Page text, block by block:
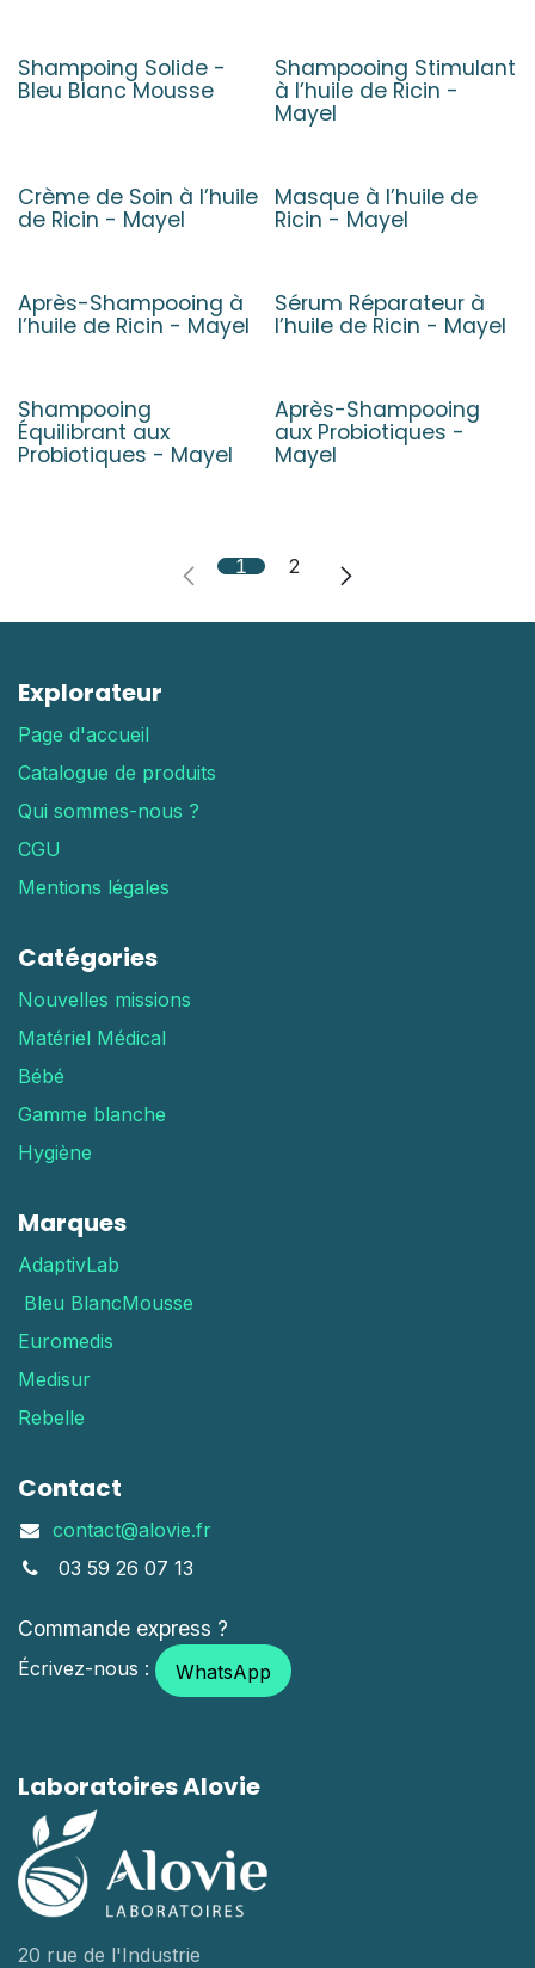
Shampoing Solide -
Bleu Blanc Mousse
Shampooing Stimulant
à l’huile de Ricin -
Mayel
Crème de Soin à l’huile
de Ricin - Mayel
Masque à l’huile de
Ricin - Mayel
Après-Shampooing à
l’huile de Ricin - Mayel
Sérum Réparateur à
l’huile de Ricin - Mayel
Shampooing
Équilibrant aux
Probiotiques - Mayel
Après-Shampooing
aux Probiotiques -
Mayel
1 2
Explorateur
Page d'accueil
Catalogue de produits
Qui sommes-nous ?
CGU
Mentions légales
Catégories
Nouvelles missions
Matériel Médical
Bébé
Gamme blanche
Hygiène
Marques
AdaptivLab
Bleu BlancMousse
Euromedis
Medisur
Rebelle
Contact
contact@alovie.fr
03 59 26 07 13
Commande express ?
Écrivez-nous : WhatsApp
Laboratoires Alovie
20 rue de l'Industrie